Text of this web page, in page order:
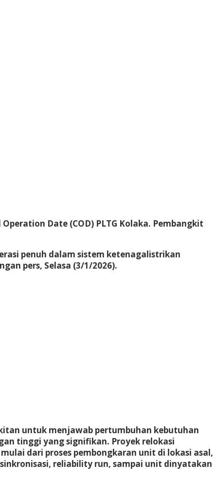
Date (COD) PLTG Kolaka. Pembangkit
penuh dalam sistem ketenagalistrikan
pers, Selasa (3/1/2026).
untuk menjawab pertumbuhan kebutuhan
tinggi yang signifikan. Proyek relokasi
dari proses pembongkaran unit di lokasi asal,
reliability run, sampai unit dinyatakan